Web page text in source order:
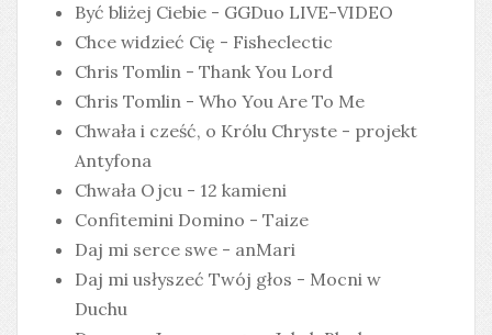
Być bliżej Ciebie - GGDuo LIVE-VIDEO
Chce widzieć Cię - Fisheclectic
Chris Tomlin - Thank You Lord
Chris Tomlin - Who You Are To Me
Chwała i cześć, o Królu Chryste - projekt
Antyfona
Chwała Ojcu - 12 kamieni
Confitemini Domino - Taize
Daj mi serce swe - anMari
Daj mi usłyszeć Twój głos - Mocni w
Duchu